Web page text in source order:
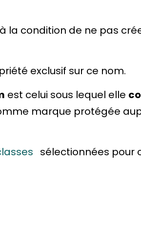
la condition de ne pas
exclusif sur ce nom.
est celui sous lequel elle
marque protégée
sélectionnées pour